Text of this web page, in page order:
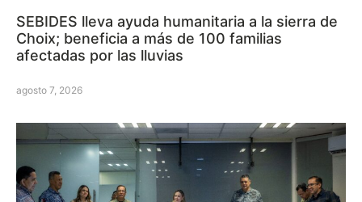
SEBIDES lleva ayuda humanitaria a la sierra de
Choix; beneficia a más de 100 familias
afectadas por las lluvias
agosto 7, 2026